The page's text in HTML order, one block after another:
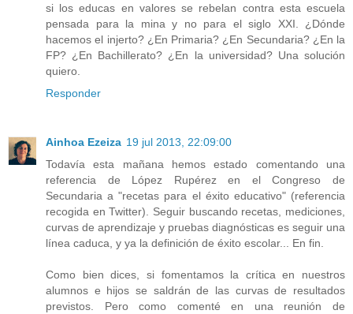
si los educas en valores se rebelan contra esta escuela
pensada para la mina y no para el siglo XXI. ¿Dónde
hacemos el injerto? ¿En Primaria? ¿En Secundaria? ¿En la
FP? ¿En Bachillerato? ¿En la universidad? Una solución
quiero.
Responder
Ainhoa Ezeiza 19 jul 2013, 22:09:00
Todavía esta mañana hemos estado comentando una
referencia de López Rupérez en el Congreso de
Secundaria a "recetas para el éxito educativo" (referencia
recogida en Twitter). Seguir buscando recetas, mediciones,
curvas de aprendizaje y pruebas diagnósticas es seguir una
línea caduca, y ya la definición de éxito escolar... En fin.
Como bien dices, si fomentamos la crítica en nuestros
alumnos e hijos se saldrán de las curvas de resultados
previstos. Pero como comenté en una reunión de